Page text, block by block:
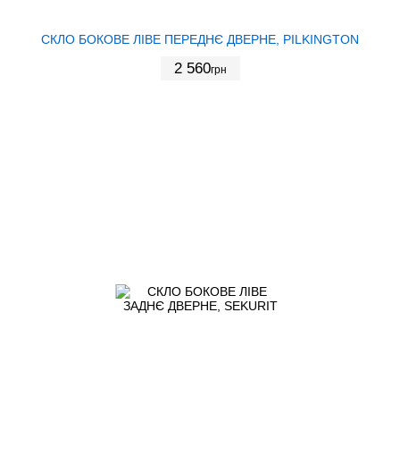
СКЛО БОКОВЕ ЛІВЕ ПЕРЕДНЄ ДВЕРНЕ, PILKINGTON
2 560грн